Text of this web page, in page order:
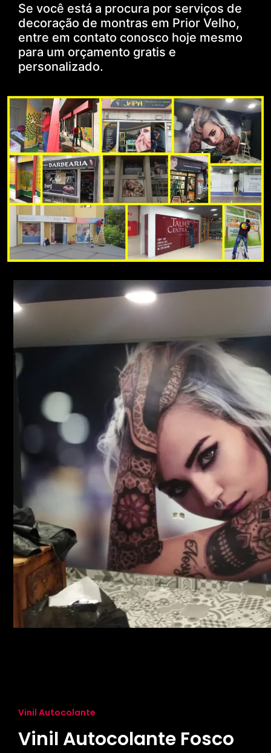
Se você está a procura por serviços de
decoração de montras em Prior Velho,
entre em contato conosco hoje mesmo
para um orçamento gratis e
personalizado.
Vinil Autocolante
Vinil Autocolante Fosco